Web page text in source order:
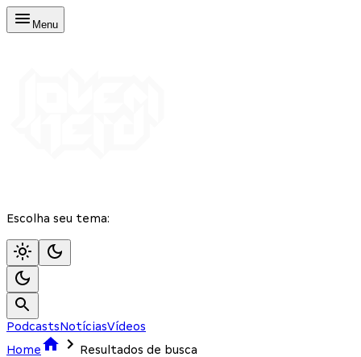
Menu
Escolha seu tema:
PodcastsNotíciasVídeos
Home
Resultados de busca